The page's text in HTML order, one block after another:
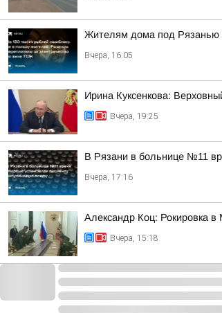
Жителям дома под Рязанью
Вчера, 16:05
Ирина Куксенкова:
Вчера, 19:25
В Рязани в больнице №11
Вчера, 17:16
Александр Коц: Рокировка
Вчера, 15:18